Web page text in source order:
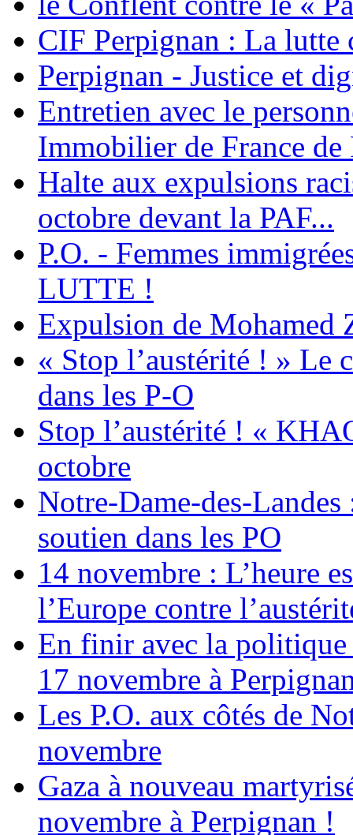
CIF Perpignan : La lutte
Perpignan - Justice et
Entretien avec le
Immobilier de France de
Halte aux expulsions
octobre devant la PAF...
P.O. - Femmes
LUTTE !
Expulsion de Mohamed
« Stop l’austérité ! » Le
dans les P-O
Stop l’austérité ! «
octobre
Notre-Dame-des-
soutien dans les PO
14 novembre : L’heure
l’Europe contre
En finir avec la politique
17 novembre à
Les P.O. aux côtés de
novembre
Gaza à nouveau
novembre à Perpignan !